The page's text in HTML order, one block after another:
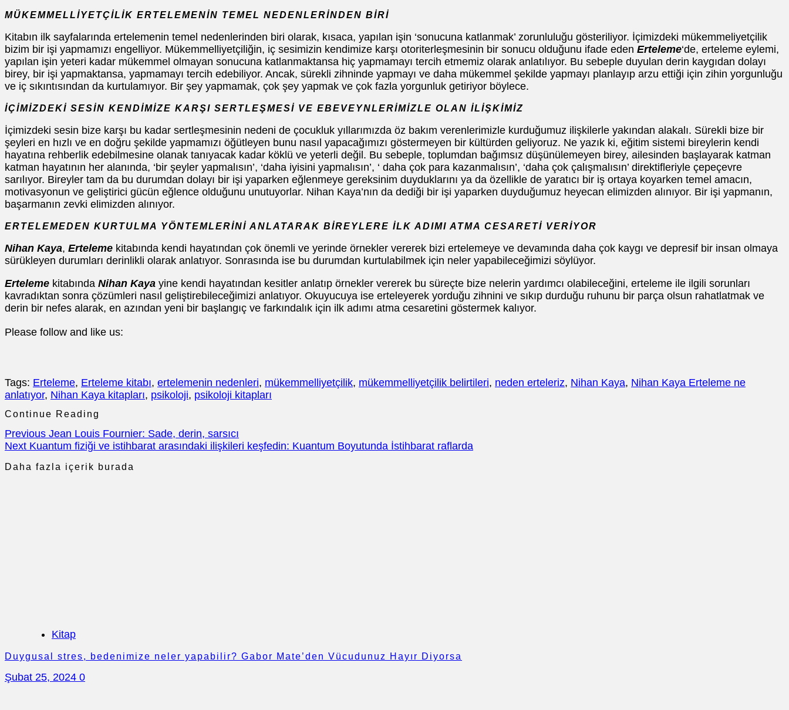
MÜKEMMELLİYETÇİLİK ERTELEMENİN TEMEL NEDENLERİNDEN BİRİ
Kitabın ilk sayfalarında ertelemenin temel nedenlerinden biri olarak, kısaca, yapılan işin ‘sonucuna katlanmak’ zorunluluğu gösteriliyor. İçimizdeki mükemmeliyetçilik
bizim bir işi yapmamızı engelliyor. Mükemmelliyetçiliğin, iç sesimizin kendimize karşı otoriterleşmesinin bir sonucu olduğunu ifade eden Erteleme‘de, erteleme eylemi,
yapılan işin yeteri kadar mükemmel olmayan sonucuna katlanmaktansa hiç yapmamayı tercih etmemiz olarak anlatılıyor. Bu sebeple duyulan derin kaygıdan dolayı
birey, bir işi yapmaktansa, yapmamayı tercih edebiliyor. Ancak, sürekli zihninde yapmayı ve daha mükemmel şekilde yapmayı planlayıp arzu ettiği için zihin yorgunluğu
ve iç sıkıntısından da kurtulamıyor. Bir şey yapmamak, çok şey yapmak ve çok fazla yorgunluk getiriyor böylece.
İÇİMİZDEKİ SESİN KENDİMİZE KARŞI SERTLEŞMESİ VE EBEVEYNLERİMİZLE OLAN İLİŞKİMİZ
İçimizdeki sesin bize karşı bu kadar sertleşmesinin nedeni de çocukluk yıllarımızda öz bakım verenlerimizle kurduğumuz ilişkilerle yakından alakalı. Sürekli bize bir
şeyleri en hızlı ve en doğru şekilde yapmamızı öğütleyen bunu nasıl yapacağımızı göstermeyen bir kültürden geliyoruz. Ne yazık ki, eğitim sistemi bireylerin kendi
hayatına rehberlik edebilmesine olanak tanıyacak kadar köklü ve yeterli değil. Bu sebeple, toplumdan bağımsız düşünülemeyen birey, ailesinden başlayarak katman
katman hayatının her alanında, ‘bir şeyler yapmalısın’, ‘daha iyisini yapmalısın’, ‘ daha çok para kazanmalısın’, ‘daha çok çalışmalısın’ direktifleriyle çepeçevre
sarılıyor. Bireyler tam da bu durumdan dolayı bir işi yaparken eğlenmeye gereksinim duyduklarını ya da özellikle de yaratıcı bir iş ortaya koyarken temel amacın,
motivasyonun ve geliştirici gücün eğlence olduğunu unutuyorlar. Nihan Kaya’nın da dediği bir işi yaparken duyduğumuz heyecan elimizden alınıyor. Bir işi yapmanın,
başarmanın zevki elimizden alınıyor.
ERTELEMEDEN KURTULMA YÖNTEMLERİNİ ANLATARAK BİREYLERE İLK ADIMI ATMA CESARETİ VERİYOR
Nihan Kaya, Erteleme kitabında kendi hayatından çok önemli ve yerinde örnekler vererek bizi ertelemeye ve devamında daha çok kaygı ve depresif bir insan olmaya
sürükleyen durumları derinlikli olarak anlatıyor. Sonrasında ise bu durumdan kurtulabilmek için neler yapabileceğimizi söylüyor.
Erteleme kitabında Nihan Kaya yine kendi hayatından kesitler anlatıp örnekler vererek bu süreçte bize nelerin yardımcı olabileceğini, erteleme ile ilgili sorunları
kavradıktan sonra çözümleri nasıl geliştirebileceğimizi anlatıyor. Okuyucuya ise erteleyerek yorduğu zihnini ve sıkıp durduğu ruhunu bir parça olsun rahatlatmak ve
derin bir nefes alarak, en azından yeni bir başlangıç ve farkındalık için ilk adımı atma cesaretini göstermek kalıyor.
Please follow and like us:
Tags: Erteleme, Erteleme kitabı, ertelemenin nedenleri, mükemmelliyetçilik, mükemmelliyetçilik belirtileri, neden erteleriz, Nihan Kaya, Nihan Kaya Erteleme ne
anlatıyor, Nihan Kaya kitapları, psikoloji, psikoloji kitapları
Continue Reading
Previous Jean Louis Fournier: Sade, derin, sarsıcı
Next Kuantum fiziği ve istihbarat arasındaki ilişkileri keşfedin: Kuantum Boyutunda İstihbarat raflarda
Daha fazla içerik burada
Kitap
Duygusal stres, bedenimize neler yapabilir? Gabor Mate’den Vücudunuz Hayır Diyorsa
Şubat 25, 2024 0